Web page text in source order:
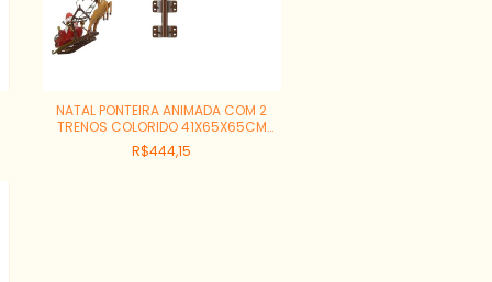
NATAL PONTEIRA ANIMADA COM 2
TRENOS COLORIDO 41X65X65CM
REF:81379001
R$444,15